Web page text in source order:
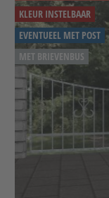
KLEUR INSTELBAAR
EVENTUEEL MET POST
MET BRIEVENBUS